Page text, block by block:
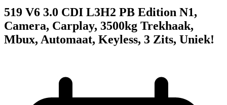
519 V6 3.0 CDI L3H2 PB Edition N1,
Camera, Carplay, 3500kg Trekhaak,
Mbux, Automaat, Keyless, 3 Zits, Uniek!